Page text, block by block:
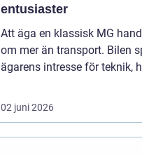
entusiaster
Att äga en klassisk MG
om mer än transport. Bilen
ägarens intresse för teknik,
02 juni 2026